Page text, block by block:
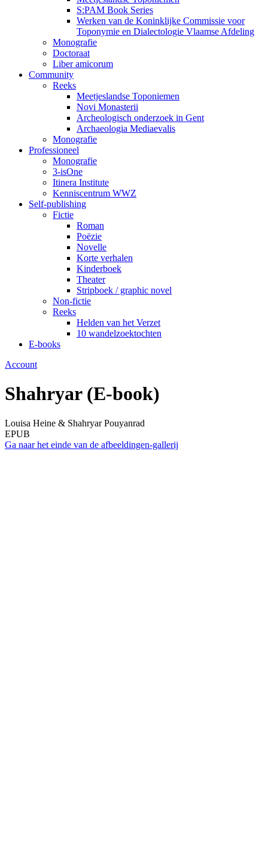
S:PAM Book Series
Werken van de Koninklijke Commissie voor
Toponymie en Dialectologie Vlaamse Afdeling
Monografie
Doctoraat
Liber amicorum
Community
Reeks
Meetjeslandse Toponiemen
Novi Monasterii
Archeologisch onderzoek in Gent
Archaeologia Mediaevalis
Monografie
Professioneel
Monografie
3-isOne
Itinera Institute
Kenniscentrum WWZ
Self-publishing
Fictie
Roman
Poëzie
Novelle
Korte verhalen
Kinderboek
Theater
Stripboek / graphic novel
Non-fictie
Reeks
Helden van het Verzet
10 wandelzoektochten
E-books
Account
Shahryar (E-book)
Louisa Heine & Shahryar Pouyanrad
EPUB
Ga naar het einde van de afbeeldingen-gallerij